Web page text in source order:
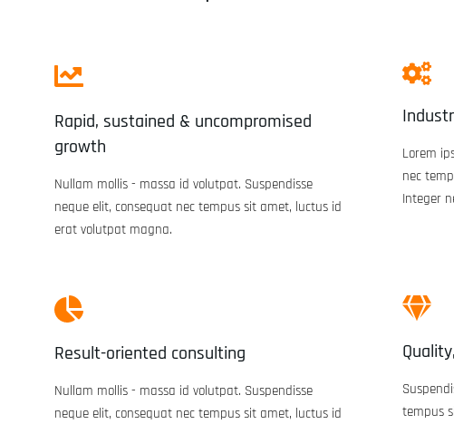
Rapid, sustained & uncompromised
growth
Nullam mollis - massa id volutpat. Suspendisse
neque elit, consequat nec tempus sit amet, luctus id
erat volutpat magna.
Lorem
nec
Integer
Result-oriented consulting
Nullam mollis - massa id volutpat. Suspendisse
neque elit, consequat nec tempus sit amet, luctus id
tempus
In den Warenkorb